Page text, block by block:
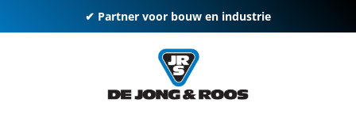
✔ Partner voor bouw en industrie